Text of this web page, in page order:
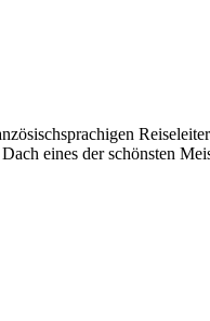
eines der schönsten